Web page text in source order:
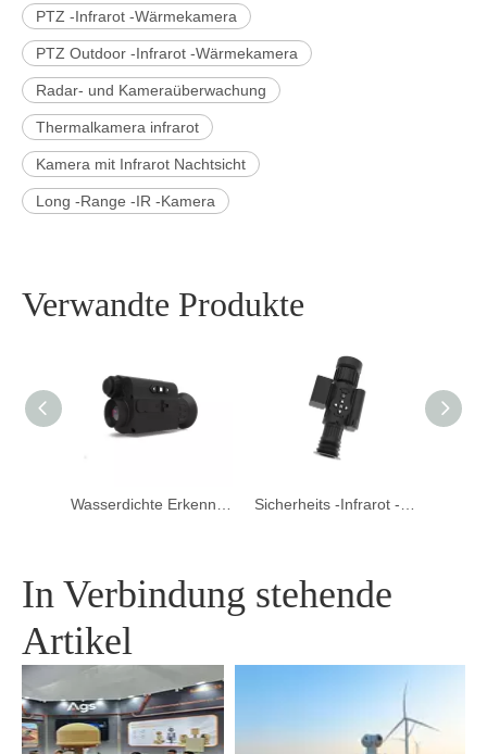
PTZ -Infrarot -Wärmekamera
PTZ Outdoor -Infrarot -Wärmekamera
Radar- und Kameraüberwachung
Thermalkamera infrarot
Kamera mit Infrarot Nachtsicht
Long -Range -IR -Kamera
Verwandte Produkte
Wasserdichte Erkennung von Handheld Thermal Scope Nachtsicht übertriebene Überwachungskamera Sicherheits -Infrarot -Handheld -Thermo -Zielfernsehen Nachtsicht Sicherheitskamera für die Jagd im Freien
In Verbindung stehende
Artikel